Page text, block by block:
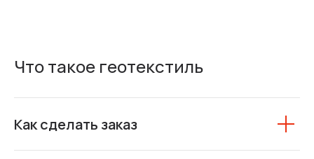
Что такое геотекстиль
Как сделать заказ